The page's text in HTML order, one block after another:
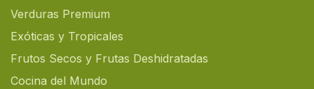
Verduras Premium
Exóticas y Tropicales
Frutos Secos y Frutas Deshidratadas
Cocina del Mundo